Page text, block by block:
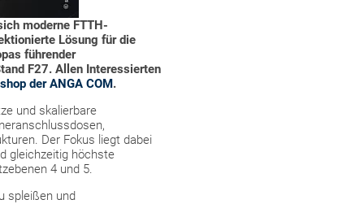
moderne FTTH-
Lösung für die
führender
F27. Allen Interessierten
der ANGA COM.
und skalierbare
Der Fokus liegt dabei
gleichzeitig höchste
4 und 5.
spleißen und